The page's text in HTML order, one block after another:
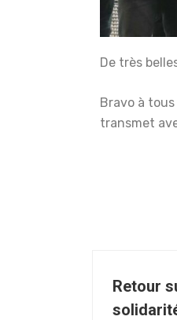
De très
Bravo à
transmet
Retour